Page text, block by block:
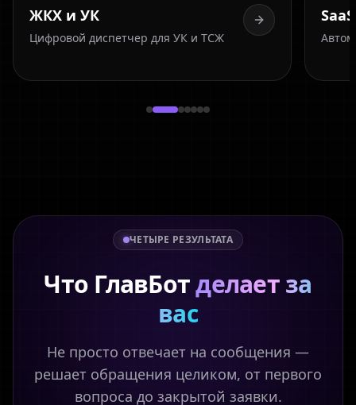
ЖКХ и УК
Цифровой диспетчер для УК и ТСЖ
ЧЕТЫРЕ РЕЗУЛЬТАТА
Что ГлавБотделает за
вас
Не просто отвечает на сообщения —
решает обращения целиком, от первого
вопроса до закрытой заявки.